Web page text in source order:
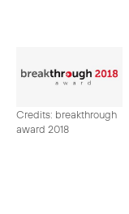
Credits: breakthrough
award 2018